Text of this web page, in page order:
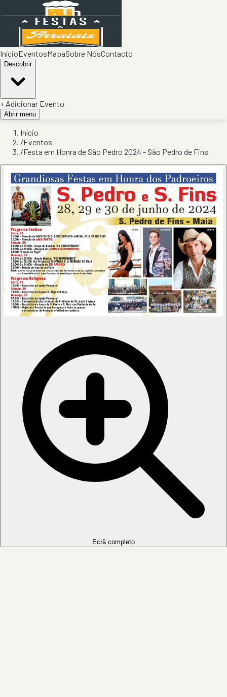
InícioEventosMapaSobre NósContacto
Descobrir
+ Adicionar Evento
Abrir menu
Início
/Eventos
/Festa em Honra de São Pedro 2024 - São Pedro de Fins
Ecrã completo